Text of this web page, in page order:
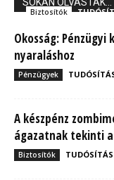
Biztosítók
Okosság: Pénzügyi
nyaraláshoz
Pénzügyek
A készpénz
ágazatnak tekinti
Biztosítók TUDÓSÍTÁS